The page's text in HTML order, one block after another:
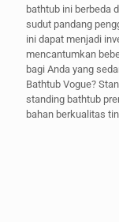
bathtub ini berbeda
sudut pandang
ini dapat menjadi
mencantumkan
bagi Anda yang
Bathtub Vogue?
standing bathtub
bahan berkualitas